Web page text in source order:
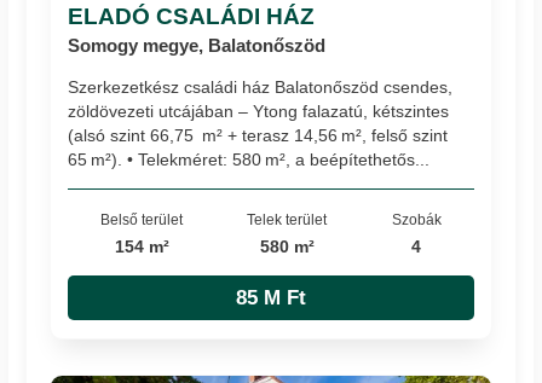
ELADÓ CSALÁDI HÁZ
Somogy megye, Balatonőszöd
Szerkezetkész családi ház Balatonőszöd csendes,
zöldövezeti utcájában – Ytong falazatú, kétszintes
(alsó szint 66,75 m² + terasz 14,56 m², felső szint
65 m²). • Telekméret: 580 m², a beépítethetős...
Belső terület
154 m²
Telek terület
580 m²
Szobák
4
85 M Ft